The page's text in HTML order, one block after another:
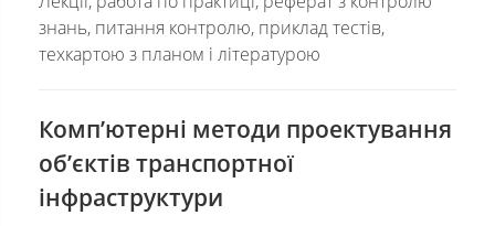
знань, питання контролю, приклад тестів,
техкартою з планом і літературою
Комп’ютерні методи проектування
об’єктів транспортної
інфраструктури